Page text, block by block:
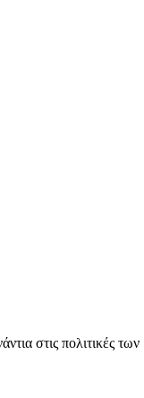
στις πολιτικές